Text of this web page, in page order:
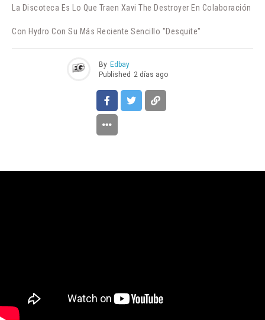
La Discoteca Es Lo Que Traen Xavi The Destroyer En Colaboración
Con Hydro Con Su Más Reciente Sencillo "Desquite"
By Edbay
Published 2 días ago